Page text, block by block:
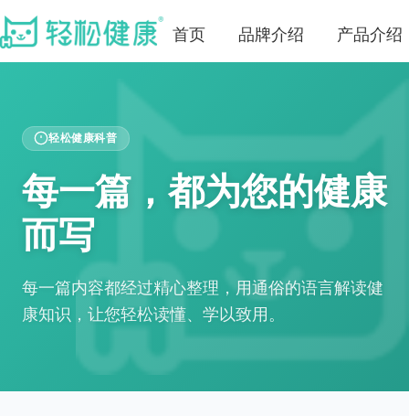
首页 品牌介绍 产品介绍
轻松健康科普
每一篇，都为您的健康
而写
每一篇内容都经过精心整理，用通俗的语言解读健
康知识，让您轻松读懂、学以致用。